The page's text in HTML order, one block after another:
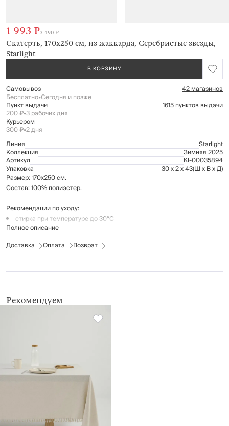
Скатерть, 170х250 см, из жаккарда, Серебристые звезды,
Starlight
1 993 ₽3 490 ₽
В КОРЗИНУ
Самовывоз 42 магазинов
Бесплатно•Сегодня и позже
Пункт выдачи 1615 пунктов выдачи
200 ₽•3 рабочих дня
Курьером
300 ₽•2 дня
Линия
Starlight
Коллекция Зимняя 2025
Артикул Kl-00035894
Упаковка 30 x 2 x 43(Ш x В x Д)
Размер: 170х250 см.
Состав: 100% полиэстер.
Рекомендации по уходу:
стирка при температуре до 30°C
не отбеливать
гладить при низкой температуре (до 110°C)
Полное описание
Доставка
Оплата Возврат
Рекомендуем